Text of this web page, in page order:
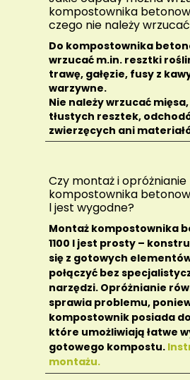
kompostownika
czego nie należy
Do kompostownika
wrzucać m.in. resztki
trawę, gałęzie, fusy z
warzywne.
Nie należy wrzucać
tłustych resztek,
zwierzęcych ani
Czy montaż i opróżnianie
kompostownika
l jest wygodne?
Montaż kompostownika
1100 l jest prosty –
się z gotowych
połączyć bez
narzędzi. Opróżnianie
sprawia problemu,
kompostownik posiada
które umożliwiają łatwe
gotowego kompostu.
montażu.